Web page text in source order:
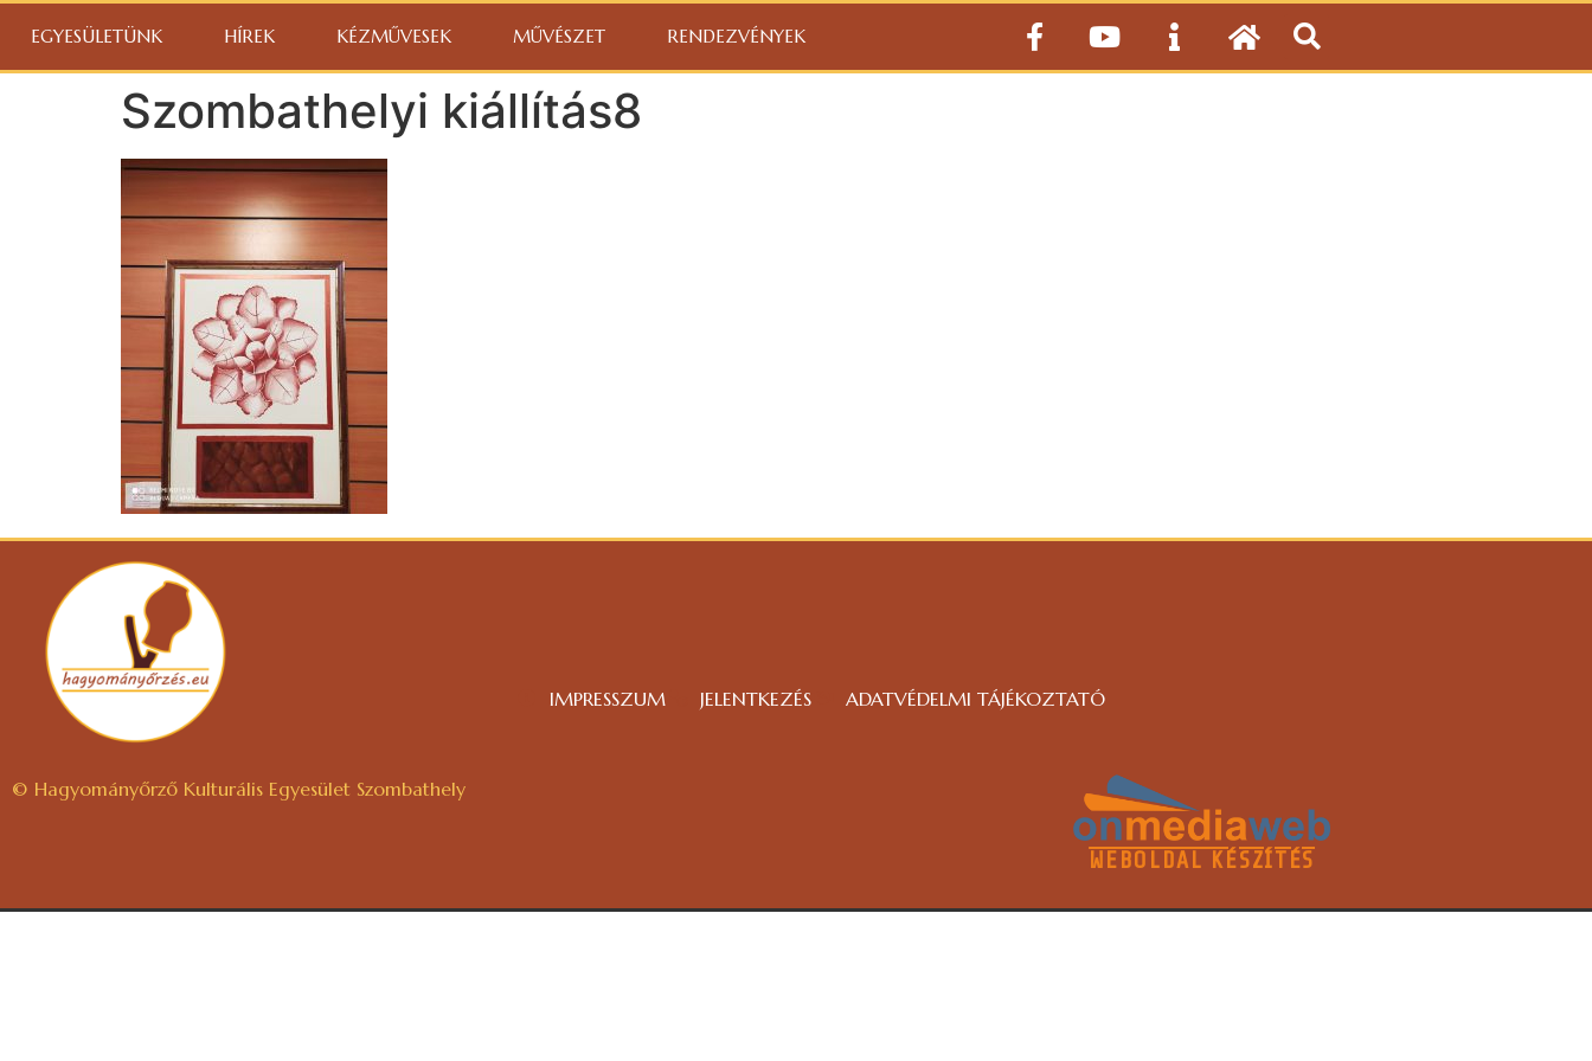
EGYESÜLETÜNK HÍREK KÉZMŰVESEK MŰVÉSZET RENDEZVÉNYEK
Szombathelyi kiállítás8
IMPRESSZUM JELENTKEZÉS ADATVÉDELMI TÁJÉKOZTATÓ
© Hagyományőrző Kulturális Egyesület Szombathely
WEBOLDAL KÉSZÍTÉS